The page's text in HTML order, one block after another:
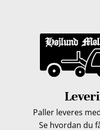
Paller leveres
Se hvordan du